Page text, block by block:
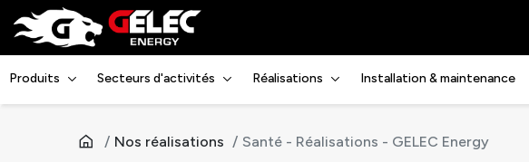
Produits Secteurs d'activités Réalisations Installation & maintenance
Nos réalisations Santé - Réalisations - GELEC Energy